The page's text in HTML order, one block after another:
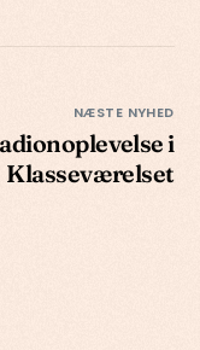
NÆSTE NYHED
i
Klasseværelset